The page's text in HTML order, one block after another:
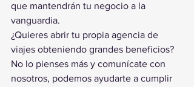
que mantendrán tu negocio a la
vanguardia.
¿Quieres abrir tu propia agencia de
viajes obteniendo grandes beneficios?
No lo pienses más y comunícate con
nosotros, podemos ayudarte a cumplir